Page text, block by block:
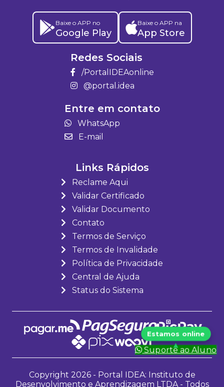
Suporte ao Aluno
Baixe o APP no
Google Play
Baixe o APP na
App Store
Redes Sociais
/PortalIDEAonline
@portal.idea
Entre em contato
WhatsApp
E-mail
Links Rápidos
Reclame Aqui
Validar Certificado
Validar Documento
Contato
Termos de Serviço
Termos de Invalidade
Política de Privacidade
Central de Ajuda
Status do Sistema
Copyright 2026 - Portal IDEA: Instituto de
Desenvolvimento e Aprendizagem LTDA - Todos